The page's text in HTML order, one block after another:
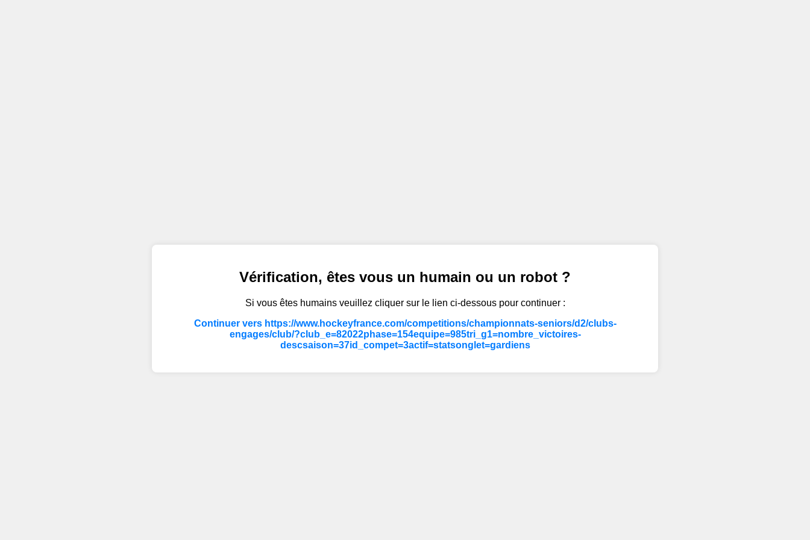
Vérification, êtes vous un humain ou un robot ?
Si vous êtes humains veuillez cliquer sur le lien ci-dessous pour continuer :
Continuer vers https://www.hockeyfrance.com/competitions/championnats-seniors/d2/clubs-
engages/club/?club_e=82022phase=154equipe=985tri_g1=nombre_victoires-
descsaison=37id_compet=3actif=statsonglet=gardiens